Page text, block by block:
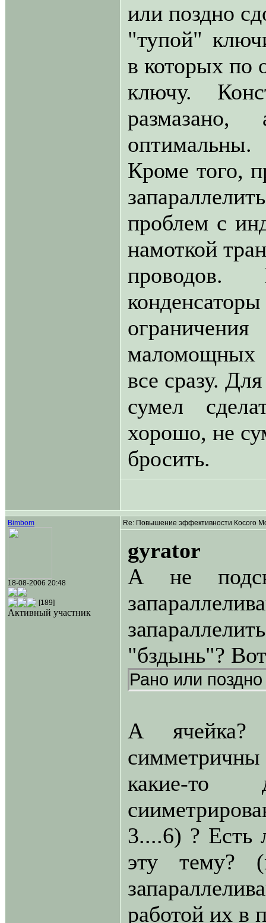
или поздно
"тупой"
в которых по
ключу.
оптимальны.
Кроме того,
проблем с
намоткой
проводов.
маломощных
все сразу.
сумел
хорошо, не
бросить.
Bimbom
18-08-2006 20:48
[189]
Активный участник
Re: Повышение эффективности Косого
gyrator
А не
"бздынь"?
Рано или
А ячейка?
какие-то
3....6) ? Есть
эту тему?
работой их в